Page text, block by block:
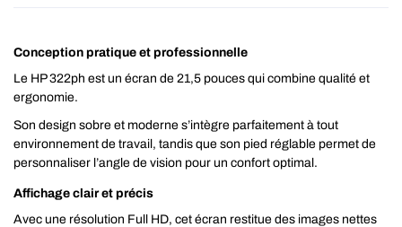
Conception pratique et professionnelle
Le HP 322ph est un écran de 21,5 pouces qui combine qualité et
ergonomie.
Son design sobre et moderne s’intègre parfaitement à tout
environnement de travail, tandis que son pied réglable permet de
personnaliser l’angle de vision pour un confort optimal.
Affichage clair et précis
Avec une résolution Full HD, cet écran restitue des images nettes